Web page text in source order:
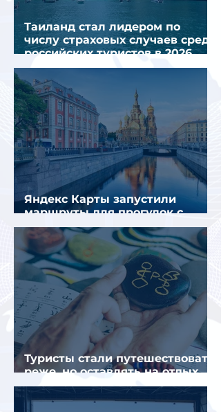
Таиланд стал лидером по
числу страховых случаев среди
российских туристов в 2026
году
Яндекс Карты запустили
маршруты для прогулок с
описанием и аудиогидом
Туристы стали путешествовать
реже, но оставлять на отдых
почти на 40% больше